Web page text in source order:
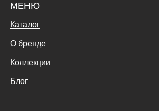
МЕНЮ
Каталог
О бренде
Коллекции
Блог